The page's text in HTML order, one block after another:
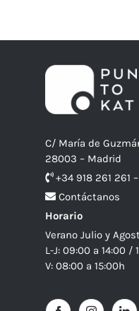
C/ María de
28003 – Madrid
+34 918 261 261
Contáctanos
Horario
Verano Julio y
L-J: 09:00 a 14:00 /
V: 08:00 a 15:00h